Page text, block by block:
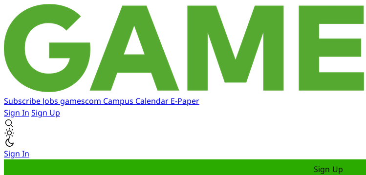
Subscribe Jobs gamescom Campus Calendar E-Paper
Sign In Sign Up
Sign In
Sign Up